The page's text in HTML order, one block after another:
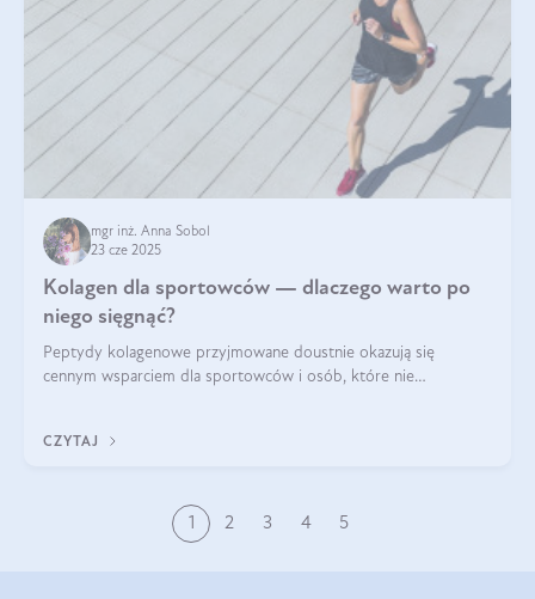
mgr inż. Anna Sobol
23 cze 2025
Kolagen dla sportowców — dlaczego warto po
niego sięgnąć?
Peptydy kolagenowe przyjmowane doustnie okazują się
cennym wsparciem dla sportowców i osób, które nie
CZYTAJ
1 2 3 4 5